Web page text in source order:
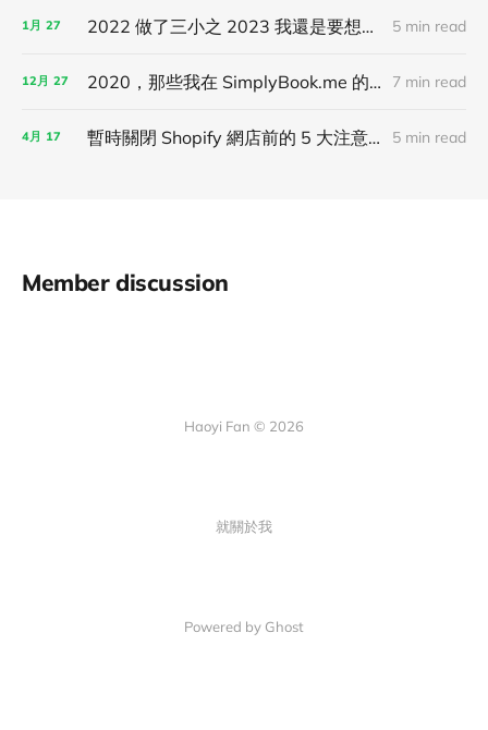
1月 27 2022 做了三小之 2023 我還是要想到什麼做什麼！ 5 min read
12月 27 2020，那些我在 SimplyBook.me 的一點記錄！ 7 min read
4月 17 暫時關閉 Shopify 網店前的 5 大注意事項！ 5 min read
Member discussion
Haoyi Fan © 2026
就關於我
Powered by Ghost